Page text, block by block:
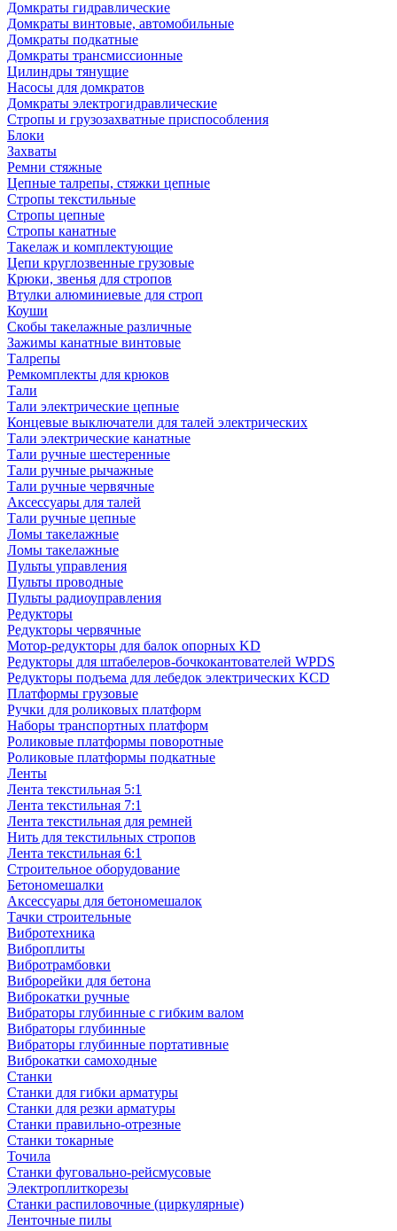
Домкраты гидравлические
Домкраты винтовые, автомобильные
Домкраты подкатные
Домкраты трансмиссионные
Цилиндры тянущие
Насосы для домкратов
Домкраты электрогидравлические
Стропы и грузозахватные приспособления
Блоки
Захваты
Ремни стяжные
Цепные талрепы, стяжки цепные
Стропы текстильные
Стропы цепные
Стропы канатные
Такелаж и комплектующие
Цепи круглозвенные грузовые
Крюки, звенья для стропов
Втулки алюминиевые для строп
Коуши
Скобы такелажные различные
Зажимы канатные винтовые
Талрепы
Ремкомплекты для крюков
Тали
Тали электрические цепные
Концевые выключатели для талей электрических
Тали электрические канатные
Тали ручные шестеренные
Тали ручные рычажные
Тали ручные червячные
Аксессуары для талей
Тали ручные цепные
Ломы такелажные
Ломы такелажные
Пульты управления
Пульты проводные
Пульты радиоуправления
Редукторы
Редукторы червячные
Мотор-редукторы для балок опорных KD
Редукторы для штабелеров-бочкокантователей WPDS
Редукторы подъема для лебедок электрических KCD
Платформы грузовые
Ручки для роликовых платформ
Наборы транспортных платформ
Роликовые платформы поворотные
Роликовые платформы подкатные
Ленты
Лента текстильная 5:1
Лента текстильная 7:1
Лента текстильная для ремней
Нить для текстильных стропов
Лента текстильная 6:1
Строительное оборудование
Бетономешалки
Аксессуары для бетономешалок
Тачки строительные
Вибротехника
Виброплиты
Вибротрамбовки
Виброрейки для бетона
Виброкатки ручные
Вибраторы глубинные с гибким валом
Вибраторы глубинные
Вибраторы глубинные портативные
Виброкатки самоходные
Станки
Станки для гибки арматуры
Станки для резки арматуры
Станки правильно-отрезные
Станки токарные
Точила
Станки фуговально-рейсмусовые
Электроплиткорезы
Станки распиловочные (циркулярные)
Ленточные пилы